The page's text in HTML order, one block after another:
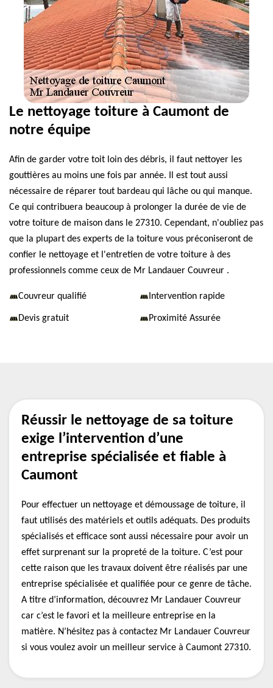
Le nettoyage toiture à Caumont de
notre équipe
Afin de garder votre toit loin des débris, il faut nettoyer les
gouttières au moins une fois par année. Il est tout aussi
nécessaire de réparer tout bardeau qui lâche ou qui manque.
Ce qui contribuera beaucoup à prolonger la durée de vie de
votre toiture de maison dans le 27310. Cependant, n'oubliez pas
que la plupart des experts de la toiture vous préconiseront de
confier le nettoyage et l'entretien de votre toiture à des
professionnels comme ceux de Mr Landauer Couvreur .
Couvreur qualifié Intervention rapide
Devis gratuit Proximité Assurée
Réussir le nettoyage de sa toiture
exige l’intervention d’une
entreprise spécialisée et fiable à
Caumont
Pour effectuer un nettoyage et démoussage de toiture, il
faut utilisés des matériels et outils adéquats. Des produits
spécialisés et efficace sont aussi nécessaire pour avoir un
effet surprenant sur la propreté de la toiture. C’est pour
cette raison que les travaux doivent être réalisés par une
entreprise spécialisée et qualifiée pour ce genre de tâche.
A titre d’information, découvrez Mr Landauer Couvreur
car c’est le favori et la meilleure entreprise en la
matière. N’hésitez pas à contactez Mr Landauer Couvreur
si vous voulez avoir un meilleur service à Caumont 27310.